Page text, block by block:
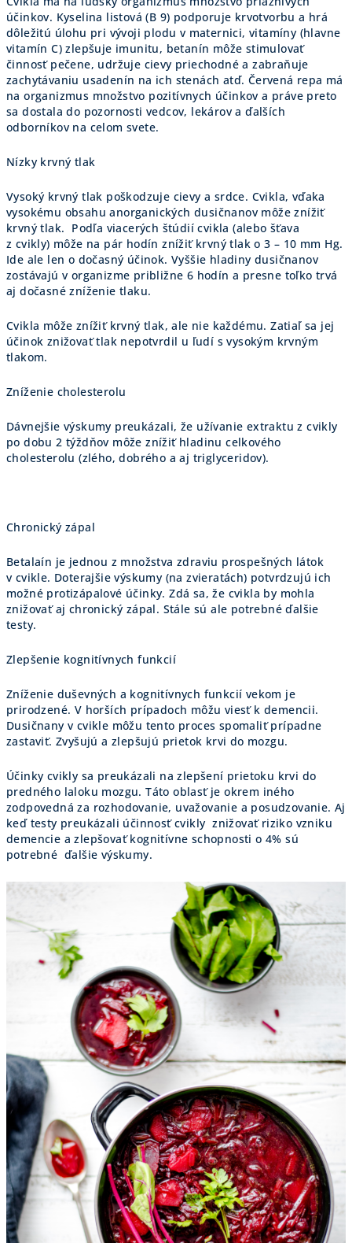
účinkov. Kyselina listová (B 9) podporuje krvotvorbu a hrá
dôležitú úlohu pri vývoji plodu v maternici, vitamíny (hlavne
vitamín C) zlepšuje imunitu, betanín môže stimulovať
činnosť pečene, udržuje cievy priechodné a zabraňuje
zachytávaniu usadenín na ich stenách atď. Červená repa má
na organizmus množstvo pozitívnych účinkov a práve preto
sa dostala do pozornosti vedcov, lekárov a ďalších
odborníkov na celom svete.
Nízky krvný tlak
Vysoký krvný tlak poškodzuje cievy a srdce. Cvikla, vďaka
vysokému obsahu anorganických dusičnanov môže znížiť
krvný tlak. Podľa viacerých štúdií cvikla (alebo šťava
z cvikly) môže na pár hodín znížiť krvný tlak o 3 – 10 mm Hg.
Ide ale len o dočasný účinok. Vyššie hladiny dusičnanov
zostávajú v organizme približne 6 hodín a presne toľko trvá
aj dočasné zníženie tlaku.
Cvikla môže znížiť krvný tlak, ale nie každému. Zatiaľ sa jej
účinok znižovať tlak nepotvrdil u ľudí s vysokým krvným
tlakom.
Zníženie cholesterolu
Dávnejšie výskumy preukázali, že užívanie extraktu z cvikly
po dobu 2 týždňov môže znížiť hladinu celkového
cholesterolu (zlého, dobrého a aj triglyceridov).
Chronický zápal
Betalaín je jednou z množstva zdraviu prospešných látok
v cvikle. Doterajšie výskumy (na zvieratách) potvrdzujú ich
možné protizápalové účinky. Zdá sa, že cvikla by mohla
znižovať aj chronický zápal. Stále sú ale potrebné ďalšie
testy.
Zlepšenie kognitívnych funkcií
Zníženie duševných a kognitívnych funkcií vekom je
prirodzené. V horších prípadoch môžu viesť k demencii.
Dusičnany v cvikle môžu tento proces spomaliť prípadne
zastaviť. Zvyšujú a zlepšujú prietok krvi do mozgu.
Účinky cvikly sa preukázali na zlepšení prietoku krvi do
predného laloku mozgu. Táto oblasť je okrem iného
zodpovedná za rozhodovanie, uvažovanie a posudzovanie. Aj
keď testy preukázali účinnosť cvikly znižovať riziko vzniku
demencie a zlepšovať kognitívne schopnosti o 4% sú
potrebné ďalšie výskumy.